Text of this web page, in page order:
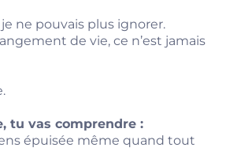
ne pouvais plus ignorer.
de vie, ce n’est jamais
tu vas comprendre :
épuisée même quand tout